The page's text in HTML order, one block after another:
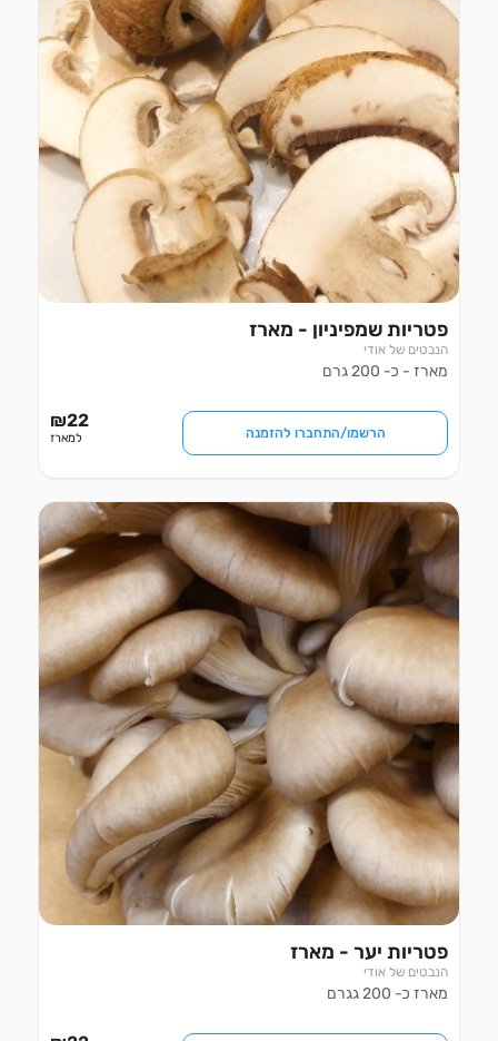
פטריות שמפיניון - מארז
הנבטים של אודי
מארז - כ- 200 גרם
הרשמו/התחברו להזמנה
₪22
למארז
פטריות יער - מארז
הנבטים של אודי
מארז כ- 200 גגרם